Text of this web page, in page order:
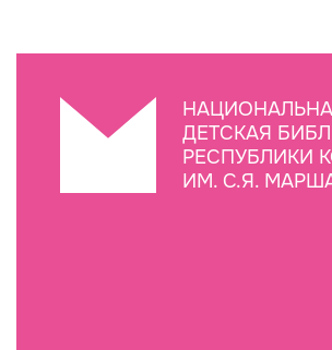
ДЕТСКАЯ
РЕСПУБЛИКИ
ИМ. С.Я.